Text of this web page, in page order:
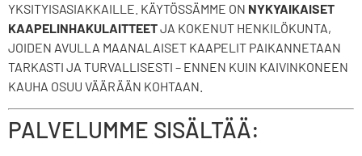
YKSITYISASIAKKAILLE. KÄYTÖSSÄMME ON NYKYAIKAISET
KAAPELINHAKULAITTEETJA KOKENUT HENKILÖKUNTA,
JOIDEN AVULLA MAANALAISET KAAPELIT PAIKANNETAAN
TARKASTI JA TURVALLISESTI – ENNEN KUIN KAIVINKONEEN
KAUHA OSUU VÄÄRÄÄN KOHTAAN.
PALVELUMME SISÄLTÄÄ: